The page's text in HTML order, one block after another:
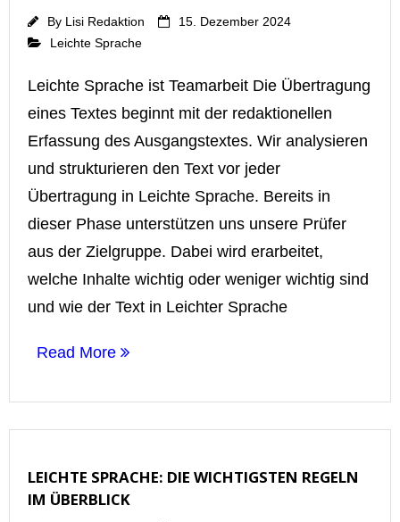
By Lisi Redaktion
15. Dezember 2024
Leichte Sprache
Leichte Sprache ist Teamarbeit Die Übertragung
eines Textes beginnt mit der redaktionellen
Erfassung des Ausgangstextes. Wir analysieren
und strukturieren den Text vor jeder
Übertragung in Leichte Sprache. Bereits in
dieser Phase unterstützen uns unsere Prüfer
aus der Zielgruppe. Dabei wird erarbeitet,
welche Inhalte wichtig oder weniger wichtig sind
und wie der Text in Leichter Sprache
Read More
LEICHTE SPRACHE: DIE WICHTIGSTEN REGELN
IM ÜBERBLICK